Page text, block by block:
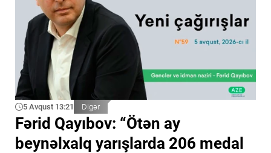
5 Avqust 13:21 Digər
Fərid Qayıbov: “Ötən ay
beynəlxalq yarışlarda 206 medal